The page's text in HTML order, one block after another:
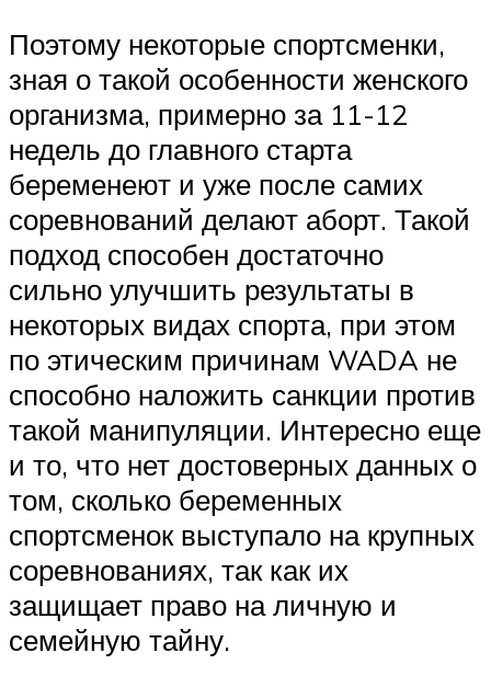
Поэтому некоторые спортсменки,
зная о такой особенности женского
организма, примерно за 11-12
недель до главного старта
беременеют и уже после самих
соревнований делают аборт. Такой
подход способен достаточно
сильно улучшить результаты в
некоторых видах спорта, при этом
по этическим причинам WADA не
способно наложить санкции против
такой манипуляции. Интересно еще
и то, что нет достоверных данных о
том, сколько беременных
спортсменок выступало на крупных
соревнованиях, так как их
защищает право на личную и
семейную тайну.